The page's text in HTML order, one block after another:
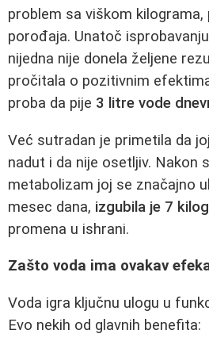
problem sa viškom kilograma,
porođaja. Unatoč
nijedna nije donela željene
pročitala o pozitivnim
proba da pije 3 litre vode
Već sutradan je primetila da
nadut i da nije osetljiv. Nakon
metabolizam joj se značajno
mesec dana, izgubila je 7
promena u ishrani.
Zašto voda ima ovakav
Voda igra ključnu ulogu u
Evo nekih od glavnih benefita: